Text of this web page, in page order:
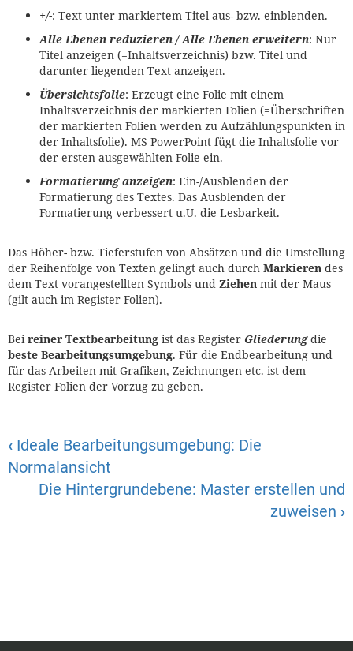
+/-: Text unter markiertem Titel aus- bzw. einblenden.
Alle Ebenen reduzieren / Alle Ebenen erweitern: Nur
Titel anzeigen (=Inhaltsverzeichnis) bzw. Titel und
darunter liegenden Text anzeigen.
Übersichtsfolie: Erzeugt eine Folie mit einem
Inhaltsverzeichnis der markierten Folien (=Überschriften
der markierten Folien werden zu Aufzählungspunkten in
der Inhaltsfolie). MS PowerPoint fügt die Inhaltsfolie vor
der ersten ausgewählten Folie ein.
Formatierung anzeigen: Ein-/Ausblenden der
Formatierung des Textes. Das Ausblenden der
Formatierung verbessert u.U. die Lesbarkeit.
Das Höher- bzw. Tieferstufen von Absätzen und die Umstellung
der Reihenfolge von Texten gelingt auch durch Markieren des
dem Text vorangestellten Symbols und Ziehen mit der Maus
(gilt auch im Register Folien).
Beireiner Textbearbeitung ist das Register Gliederungdie
beste Bearbeitungsumgebung. Für die Endbearbeitung und
für das Arbeiten mit Grafiken, Zeichnungen etc. ist dem
Register Folien der Vorzug zu geben.
‹ Ideale Bearbeitungsumgebung: Die
Normalansicht
Die Hintergrundebene: Master erstellen und
zuweisen ›